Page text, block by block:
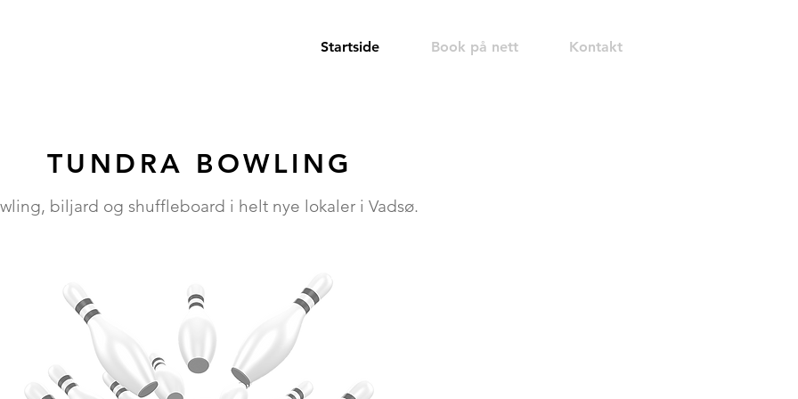
Startside Book på nett Kontakt
TUNDRA BOWLING
biljard og shuffleboard i helt nye lokaler i Vadsø.